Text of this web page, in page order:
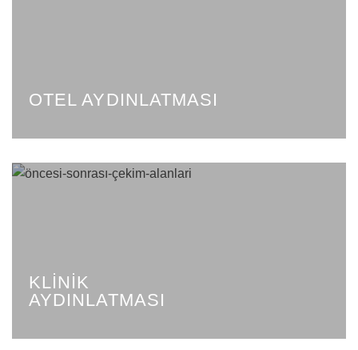
OTEL AYDINLATMASI
KLINIK
AYDINLATMASI